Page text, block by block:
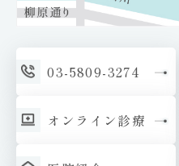
03-5809-3274
オン ライン診療